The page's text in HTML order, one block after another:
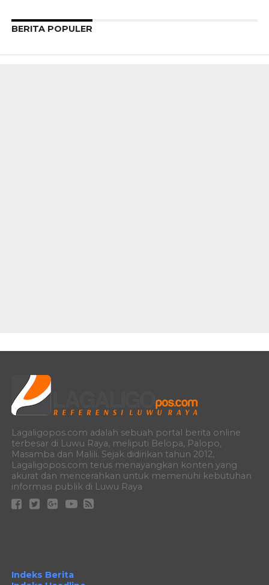
BERITA POPULER
Lagaligopos.com adalah sebuah portal berita online
terbesar di Luwu Raya, meliputi Belopa, Palopo,
Masamba dan Malili. Sejak didirikan tahun 2012,
Lagaligopos.com terus menayangkan konten yang
akurat dan mencerahkan untuk memenuhi kebutuhan
informasi publik di Luwu Raya
Indeks Berita